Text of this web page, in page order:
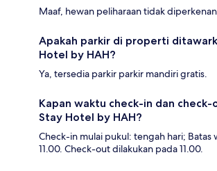
Maaf, hewan peliharaan tidak
Apakah parkir di properti
Hotel by HAH?
Ya, tersedia parkir parkir mandiri gratis.
Kapan waktu check-in dan
Stay Hotel by HAH?
Check-in mulai pukul: tengah hari; Batas
11.00. Check-out dilakukan pada 11.00.